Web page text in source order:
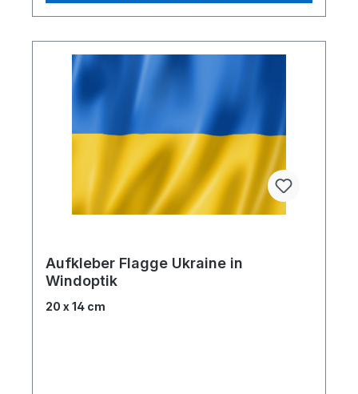
Aufkleber Flagge Ukraine in
Windoptik
20 x 14 cm